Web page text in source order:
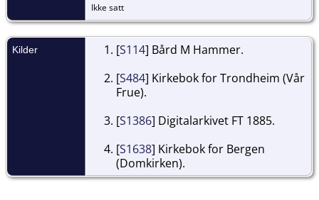
Ikke satt
Kilder [S114] Bård M Hammer.
[S484] Kirkebok for Trondheim (Vår
Frue).
[S1386] Digitalarkivet FT 1885.
[S1638] Kirkebok for Bergen
(Domkirken).